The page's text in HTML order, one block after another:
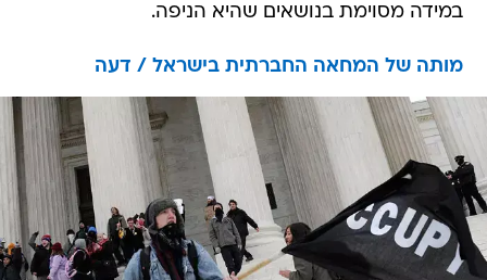
במידה מסוימת בנושאים שהיא הניפה.
מותה של המחאה החברתית בישראל / דעה